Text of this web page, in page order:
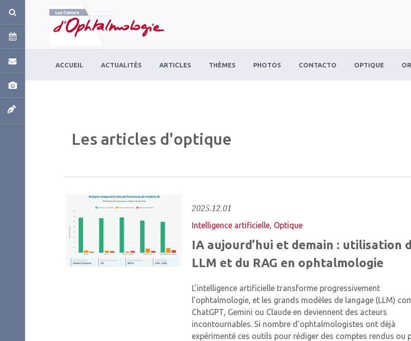
ACCUEIL ACTUALITÉS ARTICLES THÈMES PHOTOS CONTACTO OPTIQUE
Les articles d'optique
2025.12.01
Intelligence artificielle, Optique
IA aujourd’hui et demain : utilisation
LLM et du RAG en ophtalmologie
L’intelligence artificielle transforme progressivement
l’ophtalmologie, et les grands modèles de langage (LLM)
ChatGPT, Gemini ou Claude en deviennent des acteurs
incontournables. Si nombre d’ophtalmologistes ont déjà
expérimenté ces outils pour rédiger des comptes rendus ou
Panneau de gestion des cookies